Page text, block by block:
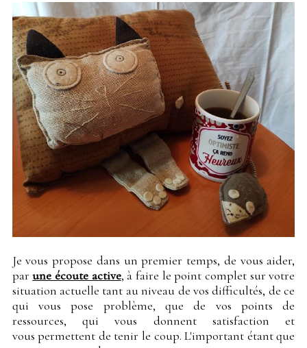
Je vous propose dans un premier temps, de vous aider,
parune écoute active, à faire le point complet sur votre
situation actuelle tant au niveau de vos difficultés, de ce
qui vous pose problème, que de vos points de
ressources, qui vous donnent satisfaction et
vous permettent de tenir le coup. L'important étant que